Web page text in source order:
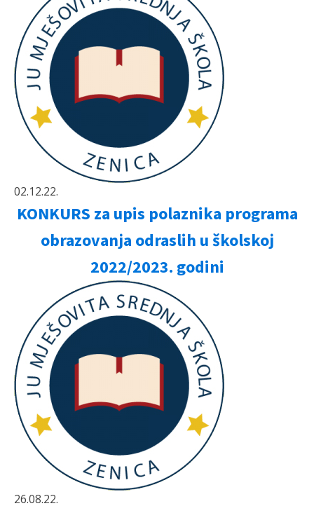
02.12.22.
KONKURS za upis polaznika programa
obrazovanja odraslih u školskoj
2022/2023. godini
26.08.22.